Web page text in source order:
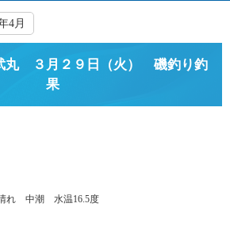
4月
丸 ３月２９日（火） 磯釣り釣
果
れ 中潮 水温16.5度